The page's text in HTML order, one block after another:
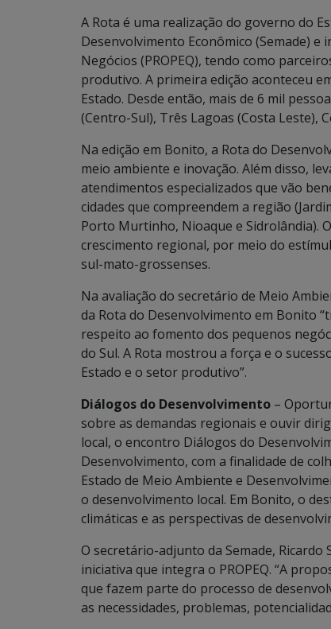
A Rota é uma realização do governo do
Desenvolvimento Econômico (Semade)
Negócios (PROPEQ), tendo como
produtivo. A primeira edição aconteceu
Estado. Desde então, mais de 6 mil
(Centro-Sul), Três Lagoas (Costa Leste),
Na edição em Bonito, a Rota do
meio ambiente e inovação. Além disso,
atendimentos especializados que vão
cidades que compreendem a região
Porto Murtinho, Nioaque e Sidrolândia).
crescimento regional, por meio do
sul-mato-grossenses.
Na avaliação do secretário de Meio
da Rota do Desenvolvimento em Bonito
respeito ao fomento dos pequenos
do Sul. A Rota mostrou a força e o
Estado e o setor produtivo”.
Diálogos do Desenvolvimento –
sobre as demandas regionais e ouvir
local, o encontro Diálogos do
Desenvolvimento, com a finalidade de
Estado de Meio Ambiente e
o desenvolvimento local. Em Bonito, o
climáticas e as perspectivas de
O secretário-adjunto da Semade,
iniciativa que integra o PROPEQ. “A
que fazem parte do processo de
as necessidades, problemas,